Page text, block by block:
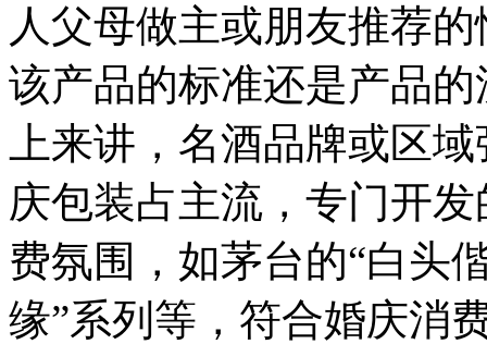
人父母做主或朋友推荐
该产品的标准还是产品
上来讲，名酒品牌或区
庆包装占主流，专门开
费氛围，如茅台的“白头
缘”系列等，符合婚庆消